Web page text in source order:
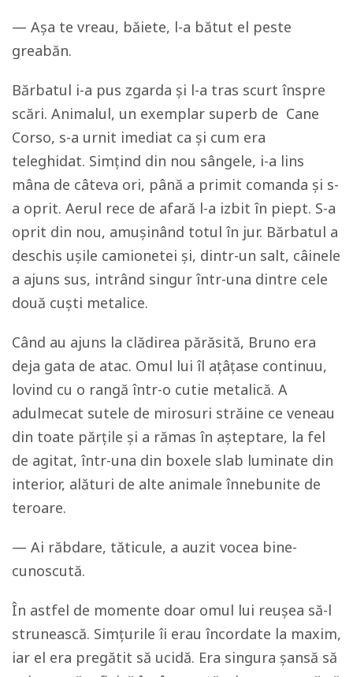
— Așa te vreau, băiete, l-a bătut el peste
greabăn.
Bărbatul i-a pus zgarda și l-a tras scurt înspre
scări. Animalul, un exemplar superb de Cane
Corso, s-a urnit imediat ca și cum era
teleghidat. Simțind din nou sângele, i-a lins
mâna de câteva ori, până a primit comanda și s-
a oprit. Aerul rece de afară l-a izbit în piept. S-a
oprit din nou, amușinând totul în jur. Bărbatul a
deschis ușile camionetei și, dintr-un salt, câinele
a ajuns sus, intrând singur într-una dintre cele
două cuști metalice.
Când au ajuns la clădirea părăsită, Bruno era
deja gata de atac. Omul lui îl ațâțase continuu,
lovind cu o rangă într-o cutie metalică. A
adulmecat sutele de mirosuri străine ce veneau
din toate părțile și a rămas în așteptare, la fel
de agitat, într-una din boxele slab luminate din
interior, alături de alte animale înnebunite de
teroare.
— Ai răbdare, tăticule, a auzit vocea bine-
cunoscută.
În astfel de momente doar omul lui reușea să-l
strunească. Simțurile îi erau încordate la maxim,
iar el era pregătit să ucidă. Era singura șansă să